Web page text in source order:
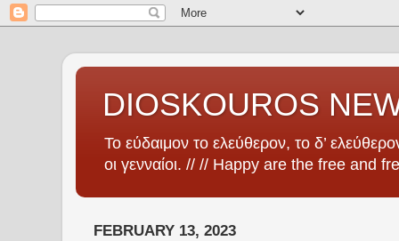
DIOSKOUROS
Το εύδαιμον το ελεύθερον, το δ’
οι γενναίοι. // // Happy are the free and
FEBRUARY 13, 2023